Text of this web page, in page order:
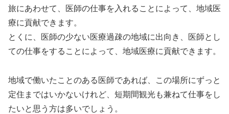
旅にあわせて、医師の仕事を入れることによって、地域医
療に貢献できます。
とくに、医師の少ない医療過疎の地域に出向き、医師とし
ての仕事をすることによって、地域医療に貢献できます。
地域で働いたことのある医師であれば、この場所にずっと
定住まではいかないけれど、短期間観光も兼ねて仕事をし
たいと思う方は多いでしょう。